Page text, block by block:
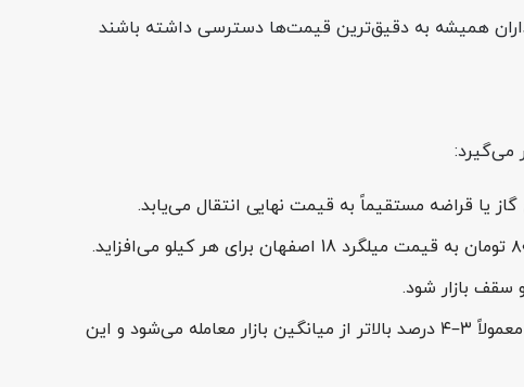
همیشه به دقیق‌ترین قیمت‌ها دسترسی داشته باشند
بازار شود.
میلگرد ذوب آهن به‌دلیل انطباق کامل با جدول اشتال و پذیرش راحت‌تر در دفاتر فنی پروژه‌ها، معمولاً ۳–۴ درصد بالاتر از میانگین بازار معامله می‌شود و این